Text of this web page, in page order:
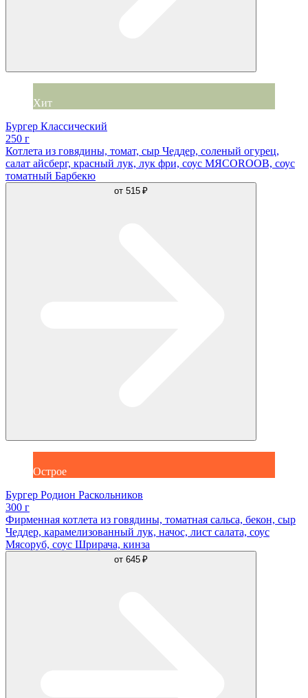
Хит
Бургер Классический
250 г
Котлета из говядины, томат, сыр Чеддер, соленый огурец,
салат айсберг, красный лук, лук фри, соус МЯСОROOB, соус
томатный Барбекю
от 515 ₽
Острое
Бургер Родион Раскольников
300 г
Фирменная котлета из говядины, томатная сальса, бекон, сыр
Чеддер, карамелизованный лук, начос, лист салата, соус
Мясоруб, соус Шрирача, кинза
от 645 ₽